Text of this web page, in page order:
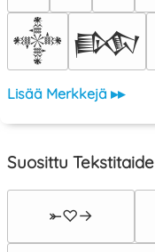
𒀱 𒁃
Lisää Merkkejä ▸▸
Suosittu Tekstitaide
⤜♡→